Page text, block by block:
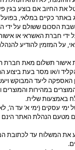
החיוב אם בוצע בגין
באתר כקיים במלאי,
הסכום ששולם על ידי
חברת האשראי או
על המזמין להודיע
תשלום מאת חברת
ו/או מסר בעת ביצוע
ליעד המבוקש ויעשה
עסקים (ימי א’ עד ה’,
מטעם הנהלת האתר
את המשלוח עד לכתובת